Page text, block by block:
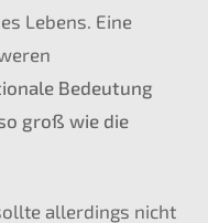
Lebens. Eine
Bedeutung
groß wie die
allerdings nicht